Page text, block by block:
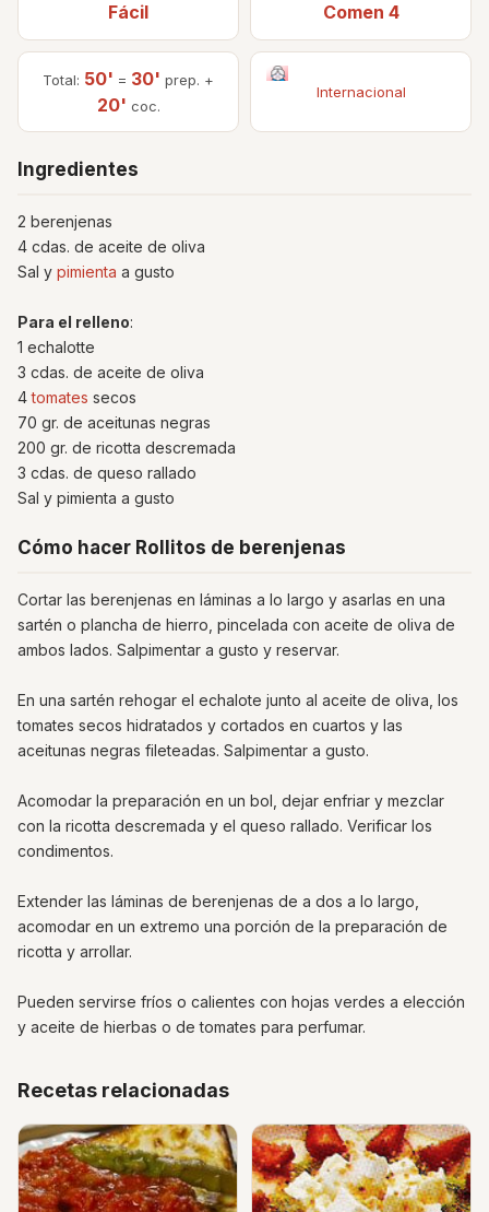
Fácil Comen 4
Total: 50' = 30' prep. +
20' coc.
Internacional
Ingredientes
2 berenjenas
4 cdas. de aceite de oliva
Sal y pimienta a gusto
Para el relleno:
1 echalotte
3 cdas. de aceite de oliva
4tomates secos
70 gr. de aceitunas negras
200 gr. de ricotta descremada
3 cdas. de queso rallado
Sal y pimienta a gusto
Cómo hacer Rollitos de berenjenas
Cortar las berenjenas en láminas a lo largo y asarlas en una
sartén o plancha de hierro, pincelada con aceite de oliva de
ambos lados. Salpimentar a gusto y reservar.
En una sartén rehogar el echalote junto al aceite de oliva, los
tomates secos hidratados y cortados en cuartos y las
aceitunas negras fileteadas. Salpimentar a gusto.
Acomodar la preparación en un bol, dejar enfriar y mezclar
con la ricotta descremada y el queso rallado. Verificar los
condimentos.
Extender las láminas de berenjenas de a dos a lo largo,
acomodar en un extremo una porción de la preparación de
ricotta y arrollar.
Pueden servirse fríos o calientes con hojas verdes a elección
y aceite de hierbas o de tomates para perfumar.
Recetas relacionadas